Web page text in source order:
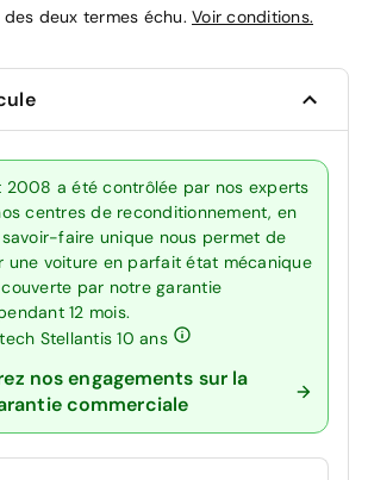
deux termes échu. Voir conditions.
2008 a été contrôlée par nos experts
centres de reconditionnement, en
savoir-faire unique nous permet de
une voiture en parfait état mécanique
par notre garantie
12 mois.
Stellantis 10 ans
nos engagements sur la
commerciale